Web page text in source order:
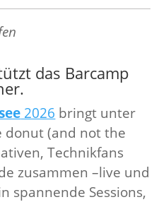
das Barcamp
2026 bringt unter
donut (and not the
Technikfans
zusammen –live und
spannende Sessions,